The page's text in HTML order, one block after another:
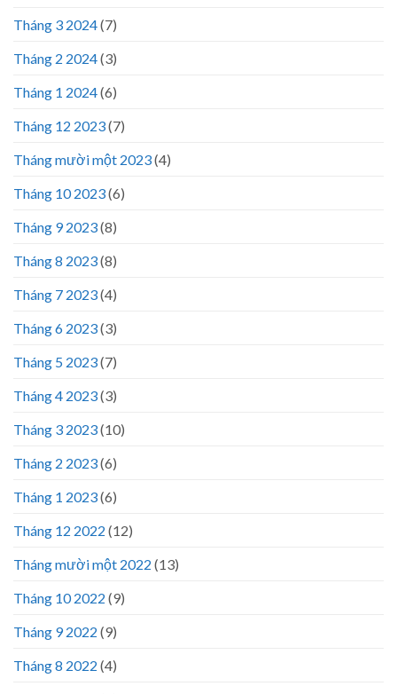
Tháng 3 2024(7)
Tháng 2 2024(3)
Tháng 1 2024(6)
Tháng 12 2023(7)
Tháng mười một 2023(4)
Tháng 10 2023(6)
Tháng 9 2023(8)
Tháng 8 2023(8)
Tháng 7 2023(4)
Tháng 6 2023(3)
Tháng 5 2023(7)
Tháng 4 2023(3)
Tháng 3 2023(10)
Tháng 2 2023(6)
Tháng 1 2023(6)
Tháng 12 2022 (12)
Tháng mười một 2022 (13)
Tháng 10 2022 (9)
Tháng 9 2022 (9)
Tháng 8 2022 (4)